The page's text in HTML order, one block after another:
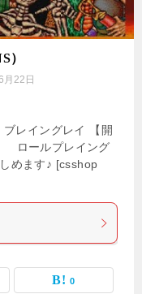
）
月22日
レイングレイ 【開
ロールプレイング
めます♪ [csshop
0